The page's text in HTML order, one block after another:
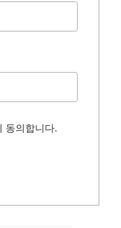
동의합니다.